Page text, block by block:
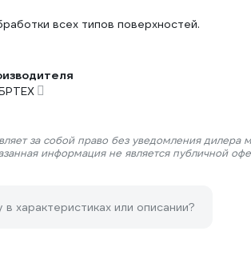
всех типов поверхностей.
за собой право без уведомления
информация не является публичной
характеристиках или описании?